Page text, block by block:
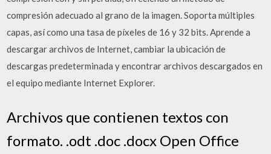
compresión adecuado al grano de la imagen. Soporta múltiples
capas, así como una tasa de píxeles de 16 y 32 bits. Aprende a
descargar archivos de Internet, cambiar la ubicación de
descargas predeterminada y encontrar archivos descargados en
el equipo mediante Internet Explorer.
Archivos que contienen textos con
formato. .odt .doc .docx Open Office